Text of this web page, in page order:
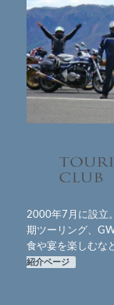
2000年7月に設立
期ツーリング、
食や宴を楽しむな
紹介ページ